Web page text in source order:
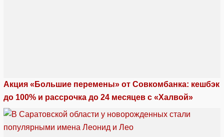
Акция «Большие перемены» от Совкомбанка: кешбэк
до 100% и рассрочка до 24 месяцев с «Халвой»